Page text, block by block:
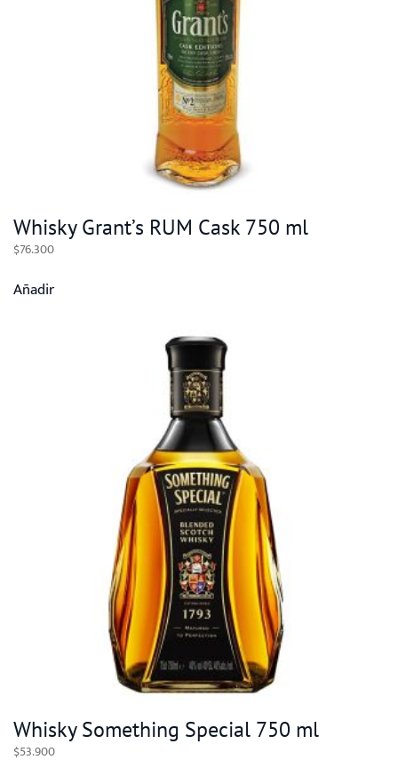
Whisky Grant’s RUM Cask 750 ml
$76.300
Añadir
Whisky Something Special 750 ml
$53.900